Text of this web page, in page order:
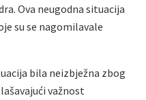
Ova neugodna situacija
su se nagomilavale
bila neizbježna zbog
važnost